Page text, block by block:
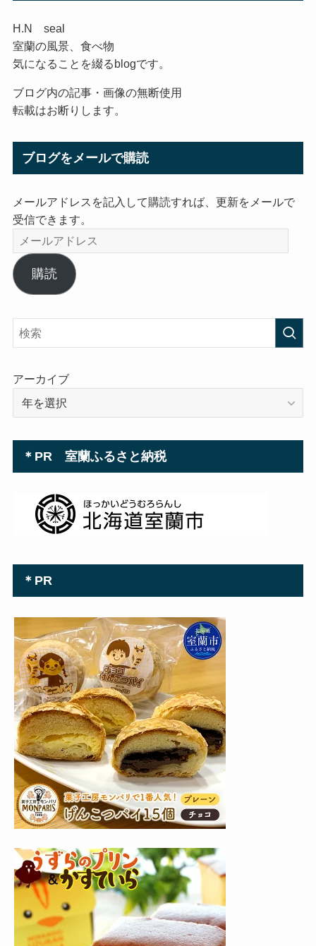
H.N seal
室蘭の風景、食べ物
気になることを綴るblogです。
ブログ内の記事・画像の無断使用
転載はお断りします。
ブログをメールで購読
メールアドレスを記入して購読すれば、更新をメールで
受信できます。
メ
ー
ル
ア
ス
購読
アーカイブ
＊PR 室蘭ふるさと納税
＊PR